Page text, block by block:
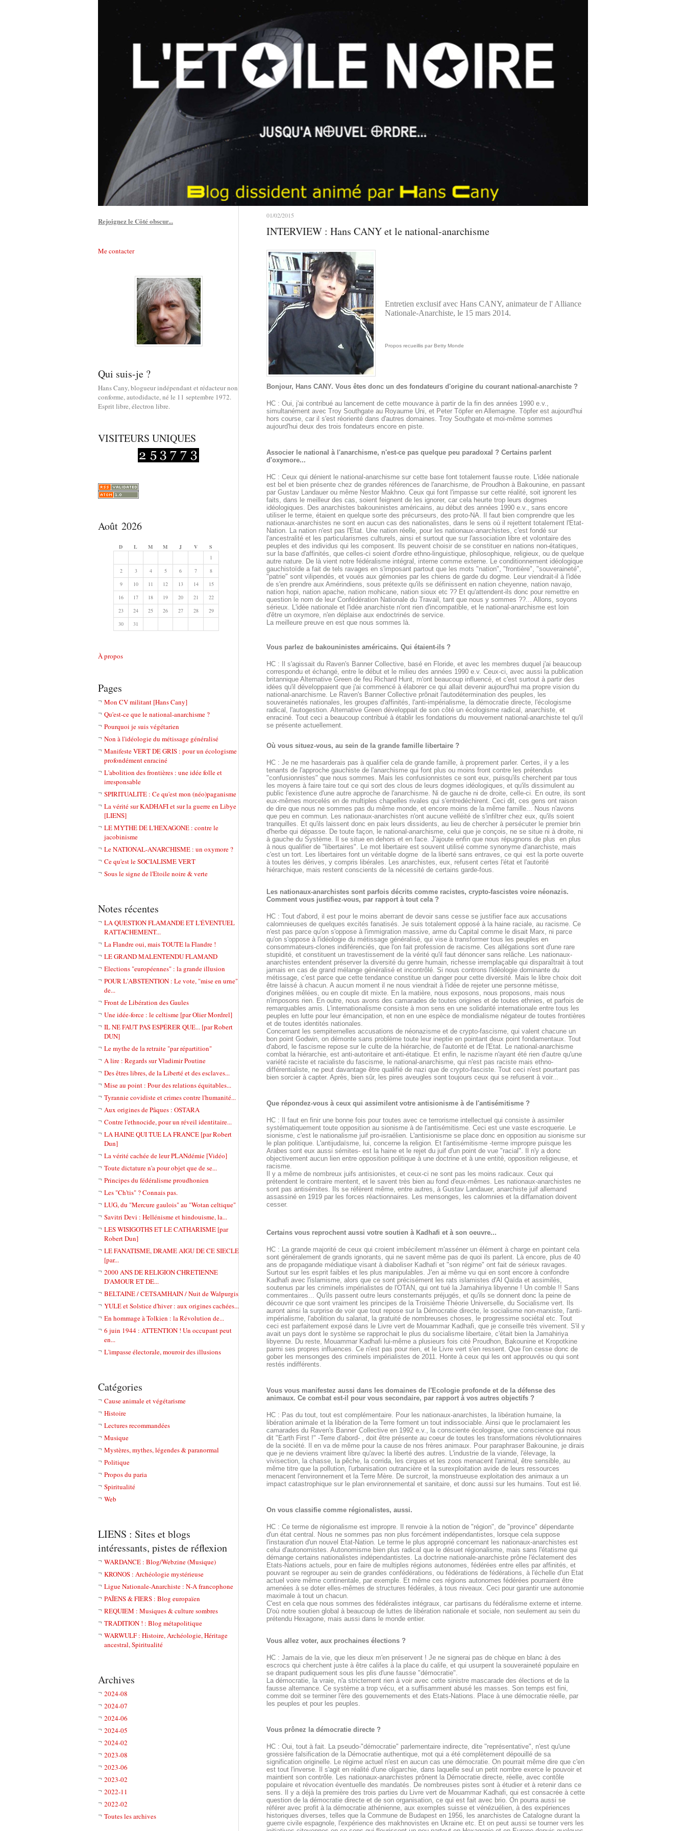
Rejoignez le Côté obscur...
Me contacter
Qui suis-je ?
Hans Cany, blogueur indépendant et rédacteur non
conforme, autodidacte, né le 11 septembre 1972.
Esprit libre, électron libre.
VISITEURS UNIQUES
Août 2026
D L M M J V
S
1
2
3 4 5 6 7
8
9
10 11 12 13 14
15
16
17 18 19 20 21
22
23
24 25 26 27 28
29
30
31
À propos
Pages
Mon CV militant [Hans Cany]
Qu'est-ce que le national-anarchisme ?
Pourquoi je suis végétarien
Non à l'idéologie du métissage généralisé
Manifeste VERT DE GRIS : pour un écologisme
profondément enraciné
L'abolition des frontières : une idée folle et
irresponsable
SPIRITUALITE : Ce qu'est mon (néo)paganisme
La vérité sur KADHAFI et sur la guerre en Libye
[LIENS]
LE MYTHE DE L'HEXAGONE : contre le
jacobinisme
Le NATIONAL-ANARCHISME : un oxymore ?
Ce qu'est le SOCIALISME VERT
Sous le signe de l'Etoile noire & verte
Notes récentes
LA QUESTION FLAMANDE ET L'ÉVENTUEL
RATTACHEMENT...
La Flandre oui, mais TOUTE la Flandre !
LE GRAND MALENTENDU FLAMAND
Elections "européennes" : la grande illusion
POUR L'ABSTENTION : Le vote, "mise en urne"
de...
Front de Libération des Gaules
Une idée-force : le celtisme [par Olier Mordrel]
IL NE FAUT PAS ESPÉRER QUE... [par Robert
DUN]
Le mythe de la retraite "par répartition"
A lire : Regards sur Vladimir Poutine
Des êtres libres, de la Liberté et des esclaves...
Mise au point : Pour des relations équitables...
Tyrannie covidiste et crimes contre l'humanité...
Aux origines de Pâques : OSTARA
Contre l'ethnocide, pour un réveil identitaire...
LA HAINE QUI TUE LA FRANCE [par Robert
Dun]
La vérité cachée de leur PLANdémie [Vidéo]
Toute dictature n'a pour objet que de se...
Principes du fédéralisme proudhonien
Les "Ch'tis" ? Connais pas.
LUG, du "Mercure gaulois" au "Wotan celtique"
Savitri Devi : Hellénisme et hindouisme, la...
LES WISIGOTHS ET LE CATHARISME [par
Robert Dun]
LE FANATISME, DRAME AIGU DE CE SIECLE
[par...
2000 ANS DE RELIGION CHRETIENNE
D'AMOUR ET DE...
BELTAINE / CETSAMHAIN / Nuit de Walpurgis
YULE et Solstice d'hiver : aux origines cachées...
En hommage à Tolkien : la Révolution de...
6 juin 1944 : ATTENTION ! Un occupant peut
en...
L'impasse électorale, mouroir des illusions
Catégories
Cause animale et végétarisme
Histoire
Lectures recommandées
Musique
Mystères, mythes, légendes & paranormal
Politique
Propos du paria
Spiritualité
Web
LIENS : Sites et blogs
intéressants, pistes de réflexion
WARDANCE : Blog/Webzine (Musique)
KRONOS : Archéologie mystérieuse
Ligue Nationale-Anarchiste : N-A francophone
PAÏENS & FIERS : Blog europaïen
REQUIEM : Musiques & culture sombres
TRADITION ! : Blog métapolitique
WARWULF : Histoire, Archéologie, Héritage
ancestral, Spiritualité
Archives
2024-08
2024-07
2024-06
2024-05
2024-02
2023-08
2023-06
2023-02
2022-11
2022-02
Toutes les archives
01/02/2015
INTERVIEW : Hans CANY et le national-anarchisme
Entretien exclusif avec Hans CANY, animateur de l' Alliance
Nationale-Anarchiste, le 15 mars 2014.
Propos recueillis par Betty Monde
Bonjour, Hans CANY. Vous êtes donc un des fondateurs d'origine du courant national-anarchiste ?
HC : Oui, j'ai contribué au lancement de cette mouvance à partir de la fin des années 1990 e.v.,
simultanément avec Troy Southgate au Royaume Uni, et Peter Töpfer en Allemagne. Töpfer est aujourd'hui
hors course, car il s'est réorienté dans d'autres domaines. Troy Southgate et moi-même sommes
aujourd'hui deux des trois fondateurs encore en piste.
Associer le national à l'anarchisme, n'est-ce pas quelque peu paradoxal ? Certains parlent
d'oxymore...
HC : Ceux qui dénient le national-anarchisme sur cette base font totalement fausse route. L'idée nationale
est bel et bien présente chez de grandes références de l'anarchisme, de Proudhon à Bakounine, en passant
par Gustav Landauer ou même Nestor Makhno. Ceux qui font l'impasse sur cette réalité, soit ignorent les
faits, dans le meilleur des cas, soient feignent de les ignorer, car cela heurte trop leurs dogmes
idéologiques. Des anarchistes bakouninistes américains, au début des années 1990 e.v., sans encore
utiliser le terme, étaient en quelque sorte des précurseurs, des proto-NA. Il faut bien comprendre que les
nationaux-anarchistes ne sont en aucun cas des nationalistes, dans le sens où il rejettent totalement l'Etat-
Nation. La nation n'est pas l'Etat. Une nation réelle, pour les nationaux-anarchistes, c'est fondé sur
l'ancestralité et les particularismes culturels, ainsi et surtout que sur l'association libre et volontaire des
peuples et des individus qui les composent. Ils peuvent choisir de se constituer en nations non-étatiques,
sur la base d'affinités, que celles-ci soient d'ordre ethno-linguistique, philosophique, religieux, ou de quelque
autre nature. De là vient notre fédéralisme intégral, interne comme externe. Le conditionnement idéologique
gauchistoïde a fait de tels ravages en s'imposant partout que les mots "nation", "frontière", "souveraineté",
"patrie" sont vilipendés, et voués aux gémonies par les chiens de garde du dogme. Leur viendrait-il à l'idée
de s'en prendre aux Amérindiens, sous prétexte qu'ils se définissent en nation cheyenne, nation navajo,
nation hopi, nation apache, nation mohicane, nation sioux etc ?? Et qu'attendent-ils donc pour remettre en
question le nom de leur Confédération Nationale du Travail, tant que nous y sommes ??... Allons, soyons
sérieux. L'idée nationale et l'idée anarchiste n'ont rien d'incompatible, et le national-anarchisme est loin
d'être un oxymore, n'en déplaise aux endoctrinés de service.
La meilleure preuve en est que nous sommes là.
Vous parlez de bakouninistes américains. Qui étaient-ils ?
HC : Il s'agissait du Raven's Banner Collective, basé en Floride, et avec les membres duquel j'ai beaucoup
correspondu et échangé, entre le début et le milieu des années 1990 e.v. Ceux-ci, avec aussi la publication
britannique Alternative Green de feu Richard Hunt, m'ont beaucoup influencé, et c'est surtout à partir des
idées qu'il développaient que j'ai commencé à élaborer ce qui allait devenir aujourd'hui ma propre vision du
national-anarchisme. Le Raven's Banner Collective prônait l'autodétermination des peuples, les
souverainetés nationales, les groupes d'affinités, l'anti-impérialisme, la démocratie directe, l'écologisme
radical, l'autogestion. Alternative Green développait de son côté un écologisme radical, anarchiste, et
enraciné. Tout ceci a beaucoup contribué à établir les fondations du mouvement national-anarchiste tel qu'il
se présente actuellement.
Où vous situez-vous, au sein de la grande famille libertaire ?
HC : Je ne me hasarderais pas à qualifier cela de grande famille, à proprement parler. Certes, il y a les
tenants de l'approche gauchiste de l'anarchisme qui font plus ou moins front contre les prétendus
"confusionnistes" que nous sommes. Mais les confusionnistes ce sont eux, puisqu'ils cherchent par tous
les moyens à faire taire tout ce qui sort des clous de leurs dogmes idéologiques, et qu'ils dissimulent au
public l'existence d'une autre approche de l'anarchisme. Ni de gauche ni de droite, celle-ci. En outre, ils sont
eux-mêmes morcelés en de multiples chapelles rivales qui s'entredéchirent. Ceci dit, ces gens ont raison
de dire que nous ne sommes pas du même monde, et encore moins de la même famille... Nous n'avons
que peu en commun. Les nationaux-anarchistes n'ont aucune velléité de s'infiltrer chez eux, qu'ils soient
tranquilles. Et qu'ils laissent donc en paix leurs dissidents, au lieu de chercher à persécuter le premier brin
d'herbe qui dépasse. De toute façon, le national-anarchisme, celui que je conçois, ne se situe ni à droite, ni
à gauche du Système. Il se situe en dehors et en face. J'ajoute enfin que nous répugnons de plus en plus
à nous qualifier de "libertaires". Le mot libertaire est souvent utilisé comme synonyme d'anarchiste, mais
c'est un tort. Les libertaires font un véritable dogme de la liberté sans entraves, ce qui est la porte ouverte
à toutes les dérives, y compris libérales. Les anarchistes, eux, refusent certes l'état et l'autorité
hiérarchique, mais restent conscients de la nécessité de certains garde-fous.
Les nationaux-anarchistes sont parfois décrits comme racistes, crypto-fascistes voire néonazis.
Comment vous justifiez-vous, par rapport à tout cela ?
HC : Tout d'abord, il est pour le moins aberrant de devoir sans cesse se justifier face aux accusations
calomnieuses de quelques excités fanatisés. Je suis totalement opposé à la haine raciale, au racisme. Ce
n'est pas parce qu'on s'oppose à l'immigration massive, arme du Capital comme le disait Marx, ni parce
qu'on s'oppose à l'idéologie du métissage généralisé, qui vise à transformer tous les peuples en
consommateurs-clones indiférenciés, que l'on fait profession de racisme. Ces allégations sont d'une rare
stupidité, et constituent un travestissement de la vérité qu'il faut dénoncer sans relâche. Les nationaux-
anarchistes entendent préserver la diversité du genre humain, richesse irremplaçable qui disparaîtrait à tout
jamais en cas de grand mélange généralisé et incontrôlé. Si nous controns l'idéologie dominante du
métissage, c'est parce que cette tendance constitue un danger pour cette diversité. Mais le libre choix doit
être laissé à chacun. A aucun moment il ne nous viendrait à l'idée de rejeter une personne métisse,
d'origines mêlées, ou en couple dit mixte. En la matière, nous exposons, nous proposons, mais nous
n'imposons rien. En outre, nous avons des camarades de toutes origines et de toutes ethnies, et parfois de
remarquables amis. L'internationalisme consiste à mon sens en une solidarité internationale entre tous les
peuples en lutte pour leur émancipation, et non en une espèce de mondialisme négateur de toutes frontières
et de toutes identités nationales.
Concernant les sempiternelles accusations de néonazisme et de crypto-fascisme, qui valent chacune un
bon point Godwin, on démonte sans problème toute leur ineptie en pointant deux point fondamentaux. Tout
d'abord, le fascisme repose sur le culte de la hiérarchie, de l'autorité et de l'Etat. Le national-anarchisme
combat la hiérarchie, est anti-autoritaire et anti-étatique. Et enfin, le nazisme n'ayant été rien d'autre qu'une
variété raciste et racialiste du fascisme, le national-anarchisme, qui n'est pas raciste mais ethno-
différentialiste, ne peut davantage être qualifié de nazi que de crypto-fasciste. Tout ceci n'est pourtant pas
bien sorcier à capter. Après, bien sûr, les pires aveugles sont toujours ceux qui se refusent à voir...
Que répondez-vous à ceux qui assimilent votre antisionisme à de l'antisémitisme ?
HC : Il faut en finir une bonne fois pour toutes avec ce terrorisme intellectuel qui consiste à assimiler
systématiquement toute opposition au sionisme à de l'antisémitisme. Ceci est une vaste escroquerie. Le
sionisme, c'est le nationalisme juif pro-israélien. L'antisionisme se place donc en opposition au sionisme sur
le plan politique. L'antijudaïsme, lui, concerne la religion. Et l'antisémitisme -terme impropre puisque les
Arabes sont eux aussi sémites- est la haine et le rejet du juif d'un point de vue "racial". Il n'y a donc
objectivement aucun lien entre opposition politique à une doctrine et à une entité, opposition religieuse, et
racisme.
Il y a même de nombreux juifs antisionistes, et ceux-ci ne sont pas les moins radicaux. Ceux qui
prétendent le contraire mentent, et le savent très bien au fond d'eux-mêmes. Les nationaux-anarchistes ne
sont pas antisémites. Ils se réfèrent même, entre autres, à Gustav Landauer, anarchiste juif allemand
assassiné en 1919 par les forces réactionnaires. Les mensonges, les calomnies et la diffamation doivent
cesser.
Certains vous reprochent aussi votre soutien à Kadhafi et à son oeuvre...
HC : La grande majorité de ceux qui croient imbécilement m'asséner un élément à charge en pointant cela
sont généralement de grands ignorants, qui ne savent même pas de quoi ils parlent. Là encore, plus de 40
ans de propagande médiatique visant à diaboliser Kadhafi et "son régime" ont fait de sérieux ravages.
Surtout sur les esprit faibles et les plus manipulables. J'en ai même vu qui en sont encore à confondre
Kadhafi avec l'islamisme, alors que ce sont précisément les rats islamistes d'Al Qaïda et assimilés,
soutenus par les criminels impérialistes de l'OTAN, qui ont tué la Jamahiriya libyenne ! Un comble !! Sans
commentaires... Qu'ils passent outre leurs consternants préjugés, et qu'ils se donnent donc la peine de
découvrir ce que sont vraiment les principes de la Troisième Théorie Universelle, du Socialisme vert. Ils
auront ainsi la surprise de voir que tout repose sur la Démocratie directe, le socialisme non-marxiste, l'anti-
impérialisme, l'abolition du salariat, la gratuité de nombreuses choses, le progressime sociétal etc. Tout
ceci est parfaitement exposé dans le Livre vert de Mouammar Kadhafi, que je conseille très vivement. S'il y
avait un pays dont le système se rapprochait le plus du socialisme libertaire, c'était bien la Jamahiriya
libyenne. Du reste, Mouammar Kadhafi lui-même a plusieurs fois cité Proudhon, Bakounine et Kropotkine
parmi ses propres influences. Ce n'est pas pour rien, et le Livre vert s'en ressent. Que l'on cesse donc de
gober les mensonges des criminels impérialistes de 2011. Honte à ceux qui les ont approuvés ou qui sont
restés indifférents.
Vous vous manifestez aussi dans les domaines de l'Ecologie profonde et de la défense des
animaux. Ce combat est-il pour vous secondaire, par rapport à vos autres objectifs ?
HC : Pas du tout, tout est complémentaire. Pour les nationaux-anarchistes, la libération humaine, la
libération animale et la libération de la Terre forment un tout indissociable. Ainsi que le proclamaient les
camarades du Raven's Banner Collective en 1992 e.v., la consciente écologique, une conscience qui nous
dit "Earth First !" -Terre d'abord- , doit être présente au coeur de toutes les transformations révolutionnaires
de la société. Il en va de même pour la cause de nos frères animaux. Pour paraphraser Bakounine, je dirais
que je ne deviens vraiment libre qu'avec la liberté des autres. L'industrie de la viande, l'élevage, la
vivisection, la chasse, la pêche, la corrida, les cirques et les zoos menacent l'animal, être sensible, au
même titre que la pollution, l'urbanisation outrancière et la surexploitation avide de leurs ressources
menacent l'environnement et la Terre Mère. De surcroit, la monstrueuse exploitation des animaux a un
impact catastrophique sur le plan environnemental et sanitaire, et donc aussi sur les humains. Tout est lié.
On vous classifie comme régionalistes, aussi.
HC : Ce terme de régionalisme est impropre. Il renvoie à la notion de "région", de "province" dépendante
d'un état central. Nous ne sommes pas non plus forcément indépendantistes, lorsque cela suppose
l'instauration d'un nouvel Etat-Nation. Le terme le plus approprié concernant les nationaux-anarchistes est
celui d'autonomistes. Autonomisme bien plus radical que le désuet régionalisme, mais sans l'étatisme qui
démange certains nationalistes indépendantistes. La doctrine nationale-anarchiste prône l'éclatement des
Etats-Nations actuels, pour en faire de multiples régions autonomes, fédérées entre elles par affinités, et
pouvant se regrouper au sein de grandes confédérations, ou fédérations de fédérations, à l'échelle d'un Etat
actuel voire même continentale, par exemple. Et même ces régions autonomes fédérées pourraient être
amenées à se doter elles-mêmes de structures fédérales, à tous niveaux. Ceci pour garantir une autonomie
maximale à tout un chacun.
C'est en cela que nous sommes des fédéralistes intégraux, car partisans du fédéralisme externe et interne.
D'où notre soutien global à beaucoup de luttes de libération nationale et sociale, non seulement au sein du
prétendu Hexagone, mais aussi dans le monde entier.
Vous allez voter, aux prochaines élections ?
HC : Jamais de la vie, que les dieux m'en préservent ! Je ne signerai pas de chèque en blanc à des
escrocs qui cherchent juste à être califes à la place du calife, et qui usurpent la souveraineté populaire en
se drapant pudiquement sous les plis d'une fausse "démocratie".
La démocratie, la vraie, n'a strictement rien à voir avec cette sinistre mascarade des élections et de la
fausse alternance. Ce système a trop vécu, et a suffisamment abusé les masses. Son temps est fini,
comme doit se terminer l'ère des gouvernements et des Etats-Nations. Place à une démocratie réelle, par
les peuples et pour les peuples.
Vous prônez la démocratie directe ?
HC : Oui, tout à fait. La pseudo-"démocratie" parlementaire indirecte, dite "représentative", n'est qu'une
grossière falsification de la Démocratie authentique, mot qui a été complètement dépouillé de sa
signification originelle. Le régime actuel n'est en aucun cas une démocratie. On pourrait même dire que c'en
est tout l'inverse. Il s'agit en réalité d'une oligarchie, dans laquelle seul un petit nombre exerce le pouvoir et
maintient son contrôle. Les nationaux-anarchistes prônent la Démocratie directe, réelle, avec contôle
populaire et révocation éventuelle des mandatés. De nombreuses pistes sont à étudier et à retenir dans ce
sens. Il y a déjà la première des trois parties du Livre vert de Mouammar Kadhafi, qui est consacrée à cette
question de la démocratie directe et de son organisation, ce qui est fait avec brio. On pourra aussi se
référer avec profit à la démocratie athénienne, aux exemples suisse et vénézuélien, à des expériences
historiques diverses, telles que la Commune de Budapest en 1956, les anarchistes de Catalogne durant la
guerre civile espagnole, l'expérience des makhnovistes en Ukraine etc. Et on peut aussi se tourner vers les